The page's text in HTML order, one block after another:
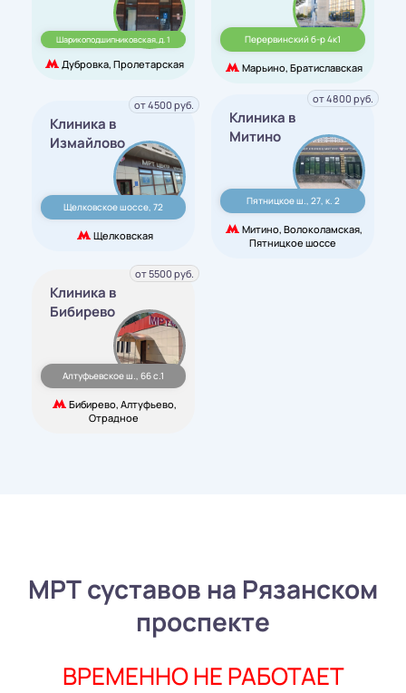
Шарикоподшипниковская,д. 1
Дубровка, Пролетарская
Перервинский б-р 4к1
Марьино, Братиславская
Клиника в
Измайлово
Щелковское шоссе, 72
Щелковская
от 4500 руб.
Клиника в
Митино
Пятницкое ш., 27, к. 2
Митино, Волоколамская,
Пятницкое шоссе
от 4800 руб.
Клиника в
Бибирево
Алтуфьевское ш., 66 с.1
Бибирево, Алтуфьево,
Отрадное
от 5500 руб.
МРТ суставов на Рязанском
проспекте
ВРЕМЕННО НЕ РАБОТАЕТ